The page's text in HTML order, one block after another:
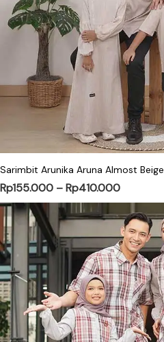
Sarimbit Arunika Aruna Almost Beige
Rp155.000 –Rp410.000